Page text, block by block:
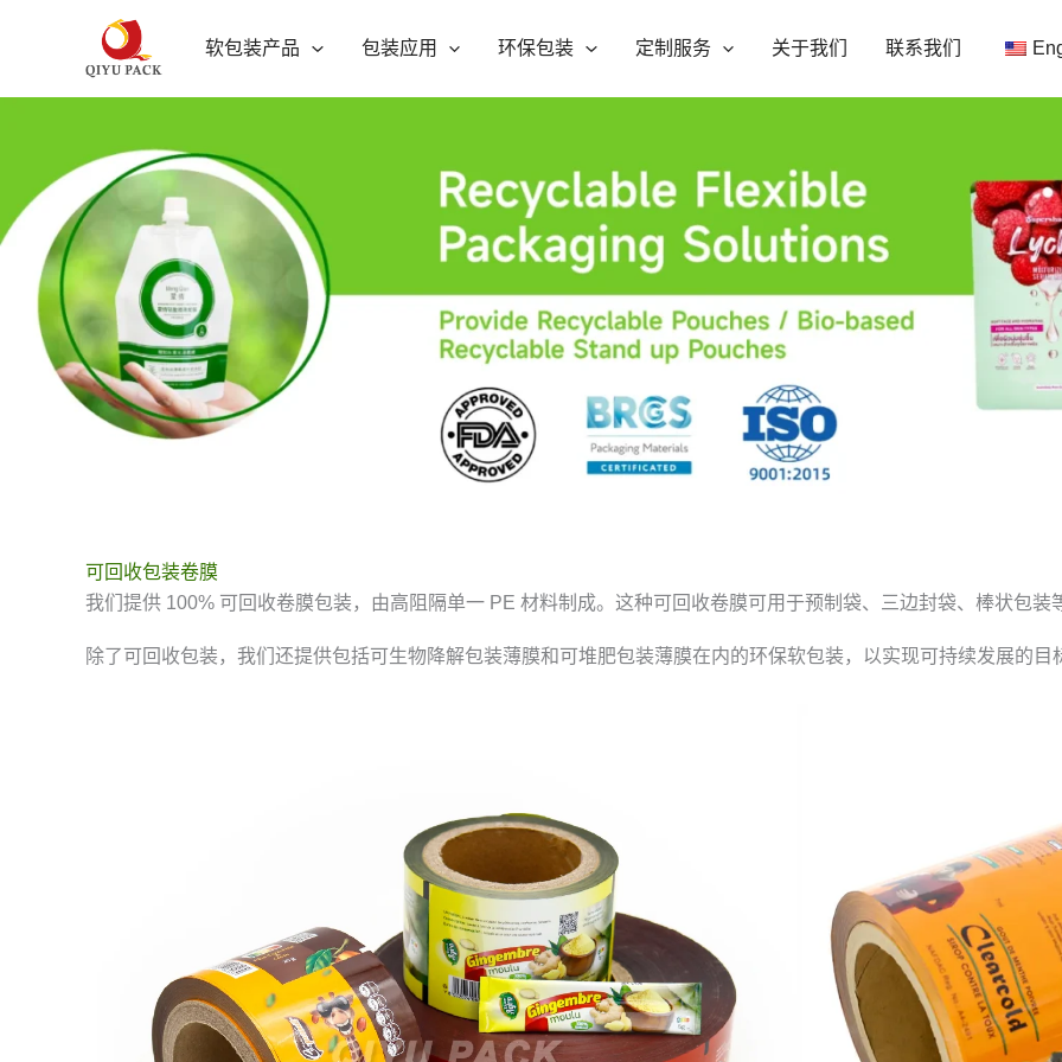
软包装产品 包装应用 环保包装 定制服务 关于我们 联系我们
可回收包装卷膜
我们提供 100% 可回收卷膜包装，由高阻隔单一 PE 材料制成。这种可回收卷膜可用于预制袋、三边封袋、棒状包装
除了可回收包装，我们还提供包括可生物降解包装薄膜和可堆肥包装薄膜在内的环保软包装，以实现可持续发展的目